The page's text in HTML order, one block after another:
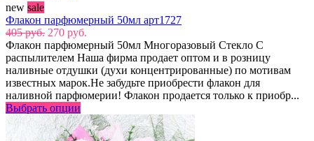
new sale
Флакон парфюмерный 50мл арт1727
405 руб. 270 руб.
Флакон парфюмерный 50мл Многоразовый Стекло С
распылителем Наша фирма продает оптом и в розницу
наливные отдушки (духи концентрированные) по мотивам
известных марок.Не забудьте приобрести флакон для
наливной парфюмерии! Флакон продается только к приобр...
Выбрать опции